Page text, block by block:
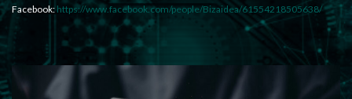
Facebook: https://www.facebook.com/people/Bizaidea/61554218505638/